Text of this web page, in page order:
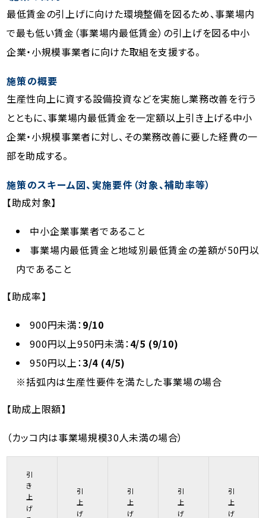
最低賃金の引上げに向けた環境整備を図るため、事業場内
で最も低い賃金（事業場内最低賃金）の引上げを図る中小
企業・小規模事業者に向けた取組を支援する。
施策の概要
生産性向上に資する設備投資などを実施し業務改善を行う
とともに、事業場内最低賃金を一定額以上引き上げる中小
企業・小規模事業者に対し、その業務改善に要した経費の一
部を助成する。
施策のスキーム図、実施要件（対象、補助率等）
【助成対象】
中小企業事業者であること
事業場内最低賃金と地域別最低賃金の差額が50円以
内であること
【助成率】
900円未満：9/10
900円以上950円未満：4/5 (9/10)
950円以上：3/4 (4/5)
※括弧内は生産性要件を満たした事業場の場合
【助成上限額】
（カッコ内は事業場規模30人未満の場合）
引
き
上
げ
引
上
げ
引
上
げ
引
上
げ
引
上
げ